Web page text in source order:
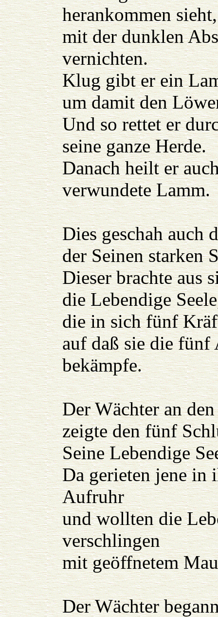
herankommen sieht,
mit der dunklen
vernichten.
Klug gibt er ein
um damit den
Und so rettet er
seine ganze Herde.
Danach heilt er
verwundete Lamm.
Dies geschah auch
der Seinen starken
Dieser brachte aus
die Lebendige
die in sich fünf
auf daß sie die fünf
bekämpfe.
Der Wächter an
zeigte den fünf
Seine Lebendige
Da gerieten jene in
Aufruhr
und wollten die
verschlingen
mit geöffnetem
Der Wächter